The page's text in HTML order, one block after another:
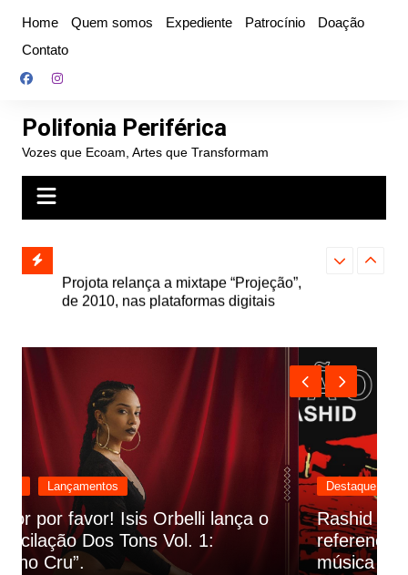
conteúdo
Home Quem somos Expediente Patrocínio
Doação
Contato
Polifonia Periférica
Vozes que Ecoam, Artes que Transformam
e abre
autoral,
de 2010, nas plataformas digitais
Farofa
Destaque Lançamentos
Rashid vai buscar nos HQs as
referencias do clipe de sua nova
música